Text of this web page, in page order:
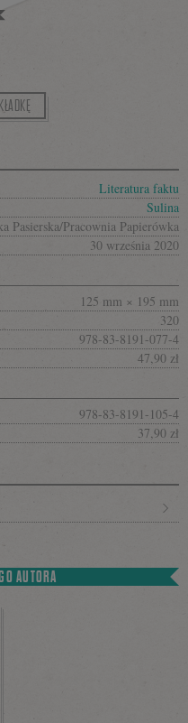
Literatura faktu
Sulina
Pasierska/Pracownia Papierówka
30 września 2020
125 mm × 195 mm
320
978-83-8191-077-4
47,90 zł
978-83-8191-105-4
37,90 zł
AUTORA